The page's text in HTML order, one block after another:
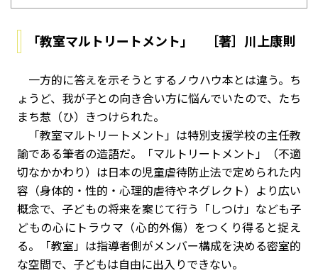
「教室マルトリートメント」 ［著］川上康則
一方的に答えを示そうとするノウハウ本とは違う。ち
ょうど、我が子との向き合い方に悩んでいたので、たち
まち惹（ひ）きつけられた。
「教室マルトリートメント」は特別支援学校の主任教
諭である筆者の造語だ。「マルトリートメント」（不適
切なかかわり）は日本の児童虐待防止法で定められた内
容（身体的・性的・心理的虐待やネグレクト）より広い
概念で、子どもの将来を案じて行う「しつけ」なども子
どもの心にトラウマ（心的外傷）をつくり得ると捉え
る。「教室」は指導者側がメンバー構成を決める密室的
な空間で、子どもは自由に出入りできない。